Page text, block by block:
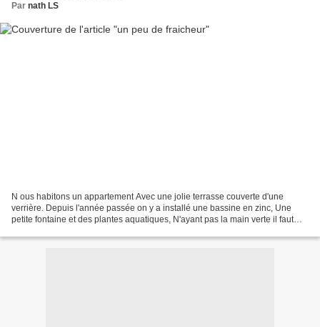
Par nath LS
N ous habitons un appartement Avec une jolie terrasse couverte d'une
verrière. Depuis l'année passée on y a installé une bassine en zinc, Une
petite fontaine et des plantes aquatiques, N'ayant pas la main verte il faut